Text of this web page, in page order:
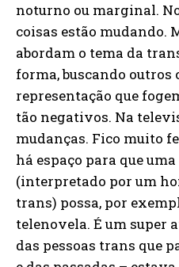
noturno ou marginal.
coisas estão mudando.
abordam o tema da
forma, buscando outros
representação que
tão negativos. Na
mudanças. Fico muito
há espaço para que
(interpretado por um
trans) possa, por
telenovela. É um super
das pessoas trans que